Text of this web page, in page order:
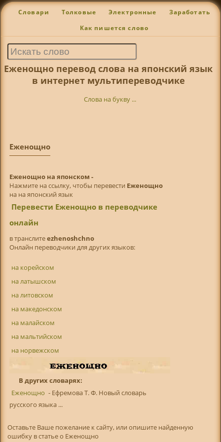
Словари Толковые Электронные Заработать
Как пишется слово
Еженощно перевод слова на японский язык
в интернет мультипереводчике
Слова на букву ...
Еженощно
Еженощно на японском -
Нажмите на ссылку, чтобы перевести Еженощно
на на японский язык
Перевести Еженощно в переводчике
онлайн
в транслитeezhenoshchno
Онлайн переводчики для других языков:
на корейском
на латышском
на литовском
на македонском
на малайском
на мальтийском
на норвежском
В других словарях:
Еженощно - Ефремова Т. Ф. Новый словарь
русского языка ...
Оставьте Ваше пожелание к сайту, или опишите найденную
ошибку в статье о Еженощно